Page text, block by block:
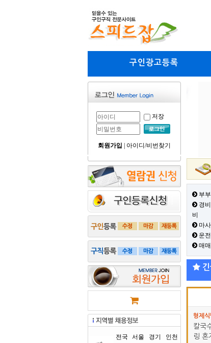
구인광고등록
저장
회원가입 아이디/비번찾기
전국 서울 경기
인천
부부
경비
비
마사
운전
매매
형제식
칼국
링 혼